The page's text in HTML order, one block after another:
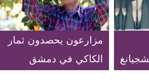
مزارعون يحصدون ثمار
الكاكي في دمشق